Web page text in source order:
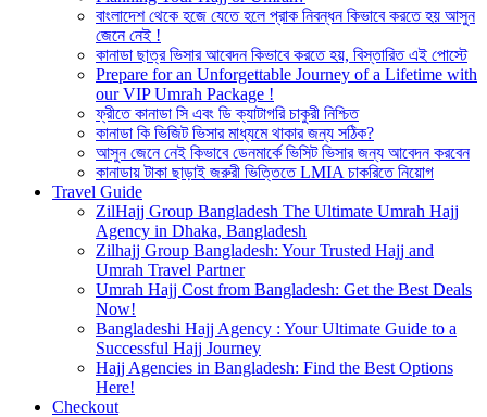
বাংলাদেশ থেকে হজে যেতে হলে প্রাক নিবন্ধন কিভাবে করতে হয় আসুন
জেনে নেই !
কানাডা ছাত্র ভিসার আবেদন কিভাবে করতে হয়, বিস্তারিত এই পোস্টে
Prepare for an Unforgettable Journey of a Lifetime with
our VIP Umrah Package !
ফ্রীতে কানাডা সি এবং ডি ক্যাটাগরি চাকুরী নিশ্চিত
কানাডা কি ভিজিট ভিসার মাধ্যমে থাকার জন্য সঠিক?
আসুন জেনে নেই কিভাবে ডেনমার্কে ভিসিট ভিসার জন্য আবেদন করবেন
কানাডায় টাকা ছাড়াই জরুরী ভিত্তিতে LMIA চাকরিতে নিয়োগ
Travel Guide
ZilHajj Group Bangladesh The Ultimate Umrah Hajj
Agency in Dhaka, Bangladesh
Zilhajj Group Bangladesh: Your Trusted Hajj and
Umrah Travel Partner
Umrah Hajj Cost from Bangladesh: Get the Best Deals
Now!
Bangladeshi Hajj Agency : Your Ultimate Guide to a
Successful Hajj Journey
Hajj Agencies in Bangladesh: Find the Best Options
Here!
Checkout